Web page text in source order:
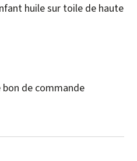
huile sur toile de haute
bon de commande